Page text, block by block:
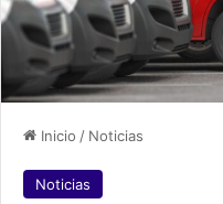
Inicio / Noticias
Noticias